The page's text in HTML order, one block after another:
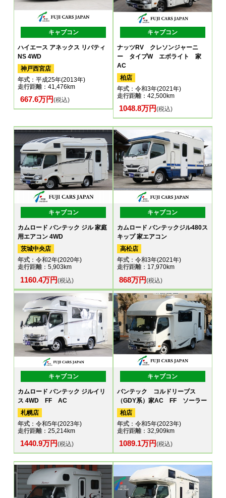
キャブコン
ハイエース アネックス リバティ
NS 4WD
神戸西宮店
年式 ：平成25年(2013年)
走行距離：41,476km
667.6万円(税込)
キャブコン
ナッツRV クレソンジャーニ
ー タイプW エボライト 家
AC
柏店
年式：令和3年(2021年)
走行距離：42,500km
1048.8万円(税込)
キャブコン
カムロード バンテック ジル 家庭
用エアコン 4WD
茨城中央店
年式 ：令和2年(2020年)
走行距離：5,903km
1160.4万円(税込)
キャブコン
カムロード バンテックジル480ス
キップ 家エアコン
高松店
年式：令和3年(2021年)
走行距離：17,970km
868万円(税込)
キャブコン
カムロード バンテック ジルイリ
ス 4WD FF AC
札幌店
年式 ：令和5年(2023年)
走行距離：25,214km
1440.9万円(税込)
キャブコン
バンテック コルドリーブス
（GDY系）家AC FF ソーラー
柏店
年式：令和5年(2023年)
走行距離：32,909km
1089.1万円(税込)